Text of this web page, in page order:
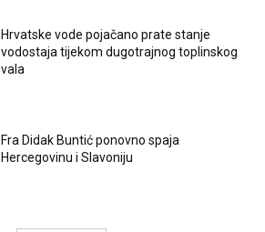
Hrvatske vode pojačano prate stanje
vodostaja tijekom dugotrajnog toplinskog
vala
Fra Didak Buntić ponovno spaja
Hercegovinu i Slavoniju